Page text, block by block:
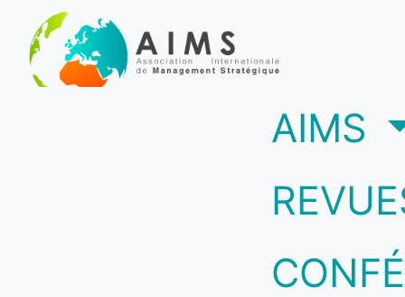
AIMS